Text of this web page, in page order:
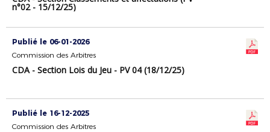
n°02 - 15/12/25)
Publié le 06-01-2026
Commission des Arbitres
CDA - Section Lois du Jeu - PV 04 (18/12/25)
Publié le 16-12-2025
Commission des Arbitres